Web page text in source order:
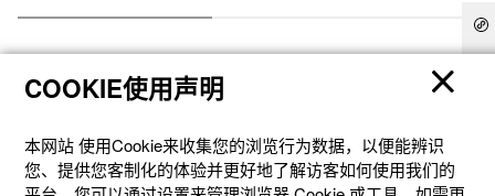
产品
COOKIE使用声明
本网站 使⽤Cookie来收集您的浏览⾏为数据，以便能辨识
您、提供您客制化的体验并更好地了解访客如何使⽤我们的